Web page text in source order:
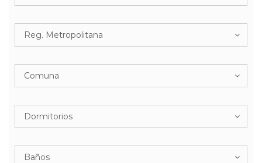
Reg. Metropolitana
Comuna
Dormitorios
Baños